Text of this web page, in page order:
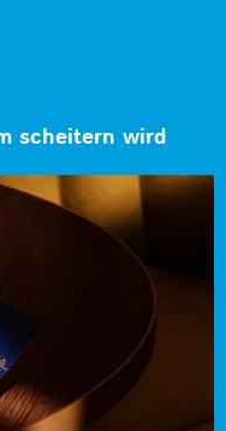
scheitern wird